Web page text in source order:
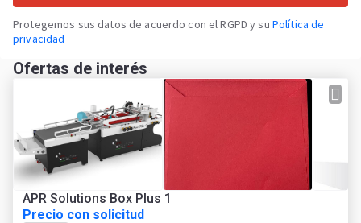
Protegemos sus datos de acuerdo con el RGPD y su Política de
privacidad
Ofertas de interés
APR Solutions Box Plus 1
Precio con solicitud